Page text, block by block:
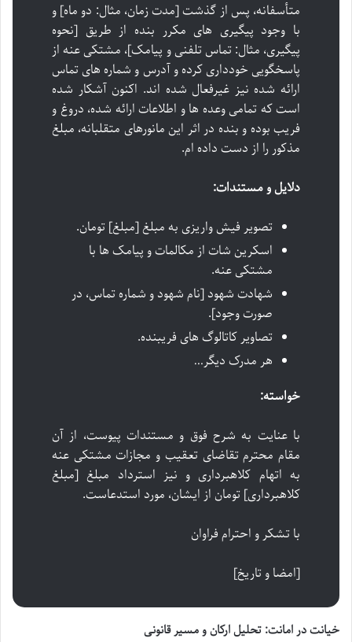
متأسفانه، پس از گذشت [مدت زمان، مثال: دو ماه] و
با وجود پیگیری های مکرر بنده از طریق [نحوه
پیگیری، مثال: تماس تلفنی و پیامک]، مشتکی عنه از
پاسخگویی خودداری کرده و آدرس و شماره های تماس
ارائه شده نیز غیرفعال شده اند. اکنون آشکار شده
است که تمامی وعده ها و اطلاعات ارائه شده، دروغ و
فریب بوده و بنده در اثر این مانورهای متقلبانه، مبلغ
مذکور را از دست داده ام.
دلایل و مستندات:
تصویر فیش واریزی به مبلغ [مبلغ] تومان.
اسکرین شات از مکالمات و پیامک ها با
مشتکی عنه.
شهادت شهود [نام شهود و شماره تماس، در
صورت وجود].
تصاویر کاتالوگ های فریبنده.
هر مدرک دیگر…
خواسته:
با عنایت به شرح فوق و مستندات پیوست، از آن
مقام محترم تقاضای تعقیب و مجازات مشتکی عنه
به اتهام کلاهبرداری و نیز استرداد مبلغ [مبلغ
کلاهبرداری] تومان از ایشان، مورد استدعاست.
با تشکر و احترام فراوان
[امضا و تاریخ]
خیانت در امانت: تحلیل ارکان و مسیر قانونی